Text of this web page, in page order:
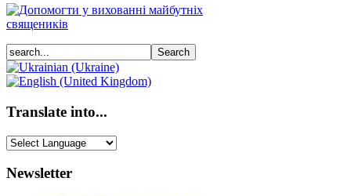
Translate into...
Newsletter